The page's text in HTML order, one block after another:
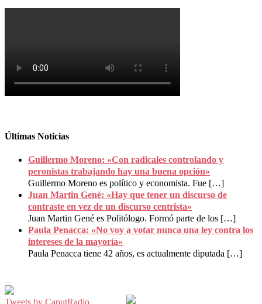
Últimas Noticias
Guillermo Moreno: «Con radicales controlando y
peronistas trabajando hay una buena opción»
Guillermo Moreno es político y economista. Fue […]
Juan Martin Gené: «Hay que tener un discurso de
contraste en vez de un discurso centrista»
Juan Martin Gené es Politólogo. Formó parte de los […]
Paula Penacca: «No voy a votar nunca una ley contra los
intereses de la mayoría»
Paula Penacca tiene 42 años, es actualmente diputada […]
Tweets by CaputRadio